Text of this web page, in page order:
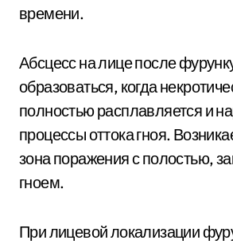
времени.
Абсцесс на лице после
образоваться, когда
полностью расплавляется и
процессы оттока гноя.
зона поражения с полостью,
гноем.
При лицевой локализации